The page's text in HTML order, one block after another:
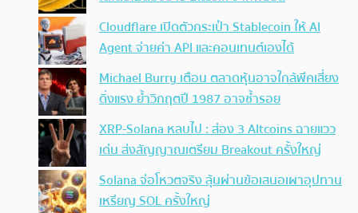
Cloudflare เปิดตัวกระเป๋า Stablecoin ให้ AI
Agent จ่ายค่า API และคอนเทนต์เองได้
Michael Burry เตือน ตลาดหุ้นอาจใกล้พีคเสี่ยง
ดิ่งแรง ย้ำวิกฤตปี 1987 อาจซ้ำรอย
XRP-Solana หลบไป : ส่อง 3 Altcoins ฉายแวว
เด่น ส่งสัญญาณเตรียม Breakout ครั้งใหญ่
Solana จ่อโหวตจริง ลุ้นผ่านข้อเสนอเผาอุปทาน
เหรียญ SOL ครั้งใหญ่